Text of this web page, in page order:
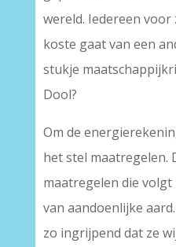
wereld. Iedereen voor
koste gaat van een
stukje
Dool?
Om de
het stel maatregelen.
maatregelen die
van aandoenlijke
zo ingrijpend dat ze